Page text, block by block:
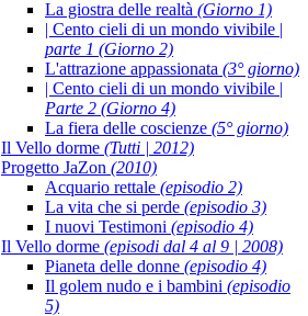
La giostra delle realtà (Giorno 1)
| Cento cieli di un mondo vivibile |
parte 1 (Giorno 2)
L'attrazione appassionata (3° giorno)
| Cento cieli di un mondo vivibile |
Parte 2 (Giorno 4)
La fiera delle coscienze (5° giorno)
Il Vello dorme (Tutti | 2012)
Progetto JaZon (2010)
Acquario rettale (episodio 2)
La vita che si perde (episodio 3)
I nuovi Testimoni (episodio 4)
Il Vello dorme (episodi dal 4 al 9 | 2008)
Pianeta delle donne (episodio 4)
Il golem nudo e i bambini (episodio
5)